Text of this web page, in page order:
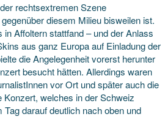
rechtsextremen Szene
diesem Milieu bisweilen ist.
Affoltern stattfand – und der Anlass
aus ganz Europa auf Einladung der
die Angelegenheit vorerst herunter
besucht hätten. Allerdings waren
vor Ort und später auch die
welches in der Schweiz
darauf deutlich nach oben und